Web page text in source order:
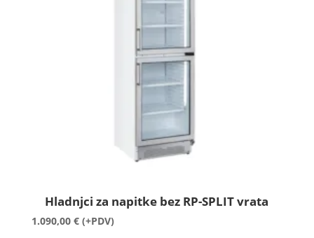
Hladnjci za napitke bez RP-SPLIT vrata
1.090,00 € (+PDV)